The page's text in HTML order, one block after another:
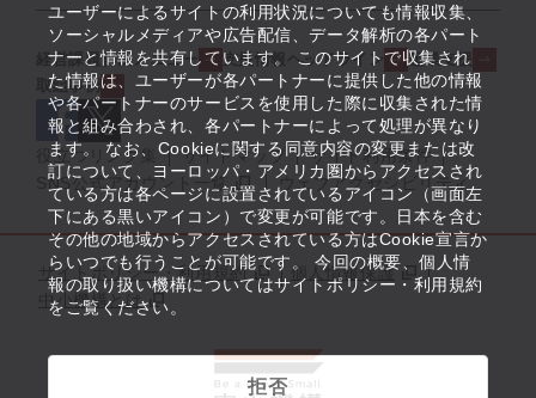
ユーザーによるサイトの利用状況についても情報収集、
ソーシャルメディアや広告配信、データ解析の各パート
ナーと情報を共有しています。 このサイトで収集され
た情報は、ユーザーが各パートナーに提供した他の情報
や各パートナーのサービスを使用した際に収集された情
報と組み合わされ、各パートナーによって処理が異なり
ます。 なお、Cookieに関する同意内容の変更または改
訂について、ヨーロッパ・アメリカ圏からアクセスされ
ている方は各ページに設置されているアイコン（画面左
下にある黒いアイコン）で変更が可能です。日本を含む
その他の地域からアクセスされている方はCookie宣言か
らいつでも行うことが可能です。 今回の概要、個人情
報の取り扱い機構についてはサイトポリシー・利用規約
をご覧ください。
拒否
経営課題解決メニュー 支援情報ヘッドライン
起業支援
取組事例
役立つリンク集 サイトマップ
サイト利用条件
SNS公式アカウント一覧
ウェブアクセシビリティ
サイトポリシー・利用規約
個人情報保護
中小機構とは